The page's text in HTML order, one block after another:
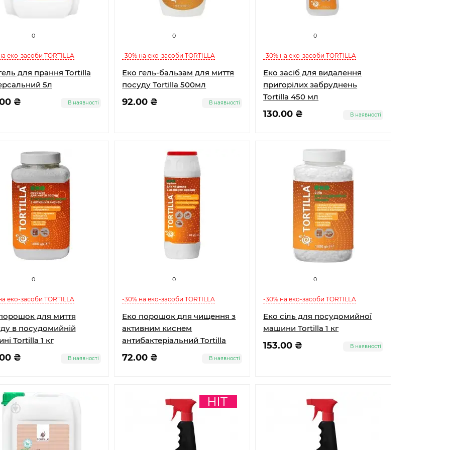
0
еко-засоби TORTILLA
для прання Tortilla
5л
₴ В наявності
0
-30% на еко-засоби TORTILLA
Еко гель-бальзам для миття
посуду Tortilla 500мл
92.00 ₴ В наявності
0
-30% на еко-засоби TORTILLA
Еко засіб для видалення
пригорілих забруднень
Tortilla 450 мл
130.00 ₴ В наявності
0
еко-засоби TORTILLA
для миття
в посудомийній
Tortilla 1 кг
₴ В наявності
0
-30% на еко-засоби TORTILLA
Еко порошок для чищення з
активним киснем
антибактеріальний Tortilla
72.00 ₴ В наявності
0
-30% на еко-засоби TORTILLA
Еко сіль для посудомийної
машини Tortilla 1 кг
153.00 ₴ В наявності